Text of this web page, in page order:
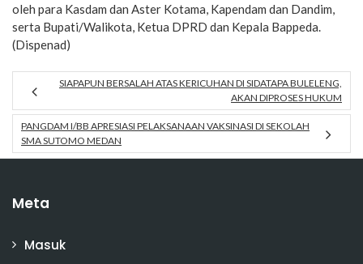
oleh para Kasdam dan Aster Kotama, Kapendam dan Dandim,
serta Bupati/Walikota, Ketua DPRD dan Kepala Bappeda.
(Dispenad)
SIAPAPUN BERSALAH ATAS KERICUHAN DI SIDATAPA BULELENG,
AKAN DIPROSES HUKUM
PANGDAM I/BB APRESIASI PELAKSANAAN VAKSINASI DI SEKOLAH
SMA SUTOMO MEDAN
Meta
Masuk